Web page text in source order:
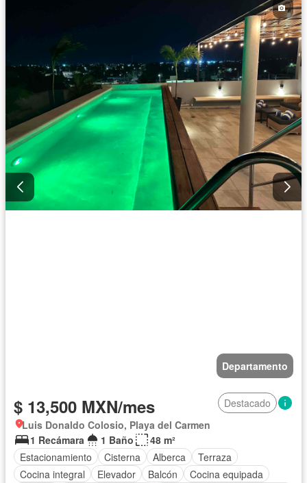
Departamento
$ 13,500 MXN/mes
Destacado
Luis Donaldo Colosio, Playa del Carmen
1 Recámara
1 Baño
48 m²
Estacionamiento
Cisterna Alberca
Terraza
Cocina integral
Elevador Balcón
Cocina equipada